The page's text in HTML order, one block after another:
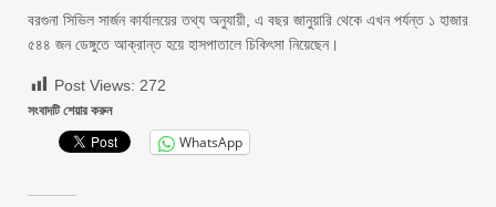
বরগুনা সিভিল সার্জন কার্যালয়ের তথ্য অনুযায়ী, এ বছর জানুয়ারি থেকে এখন পর্যন্ত ১ হাজার
৫৪৪ জন ডেঙ্গুতে আক্রান্ত হয়ে হাসপাতালে চিকিৎসা নিয়েছেন।
Post Views: 272
সংবাদটি শেয়ার করুন
WhatsApp